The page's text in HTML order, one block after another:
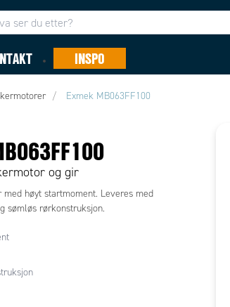
INSPO
Exmek MB063FF100
og gir
med høyt startmoment. Leveres med
sømløs rørkonstruksjon.